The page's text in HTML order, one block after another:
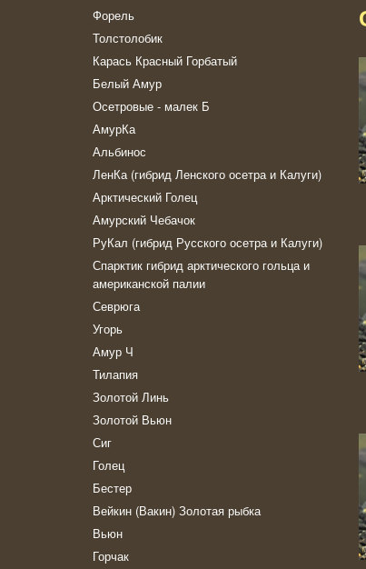
Форель
Толстолобик
Карась Красный Горбатый
Белый Амур
Осетровые - малек Б
АмурКа
Альбинос
ЛенКа (гибрид Ленского осетра и Калуги)
Арктический Голец
Амурский Чебачок
РуКал (гибрид Русского осетра и Калуги)
Спарктик гибрид арктического гольца и
американской палии
Севрюга
Угорь
Амур Ч
Тилапия
Золотой Линь
Золотой Вьюн
Сиг
Голец
Бестер
Вейкин (Вакин) Золотая рыбка
Вьюн
Горчак